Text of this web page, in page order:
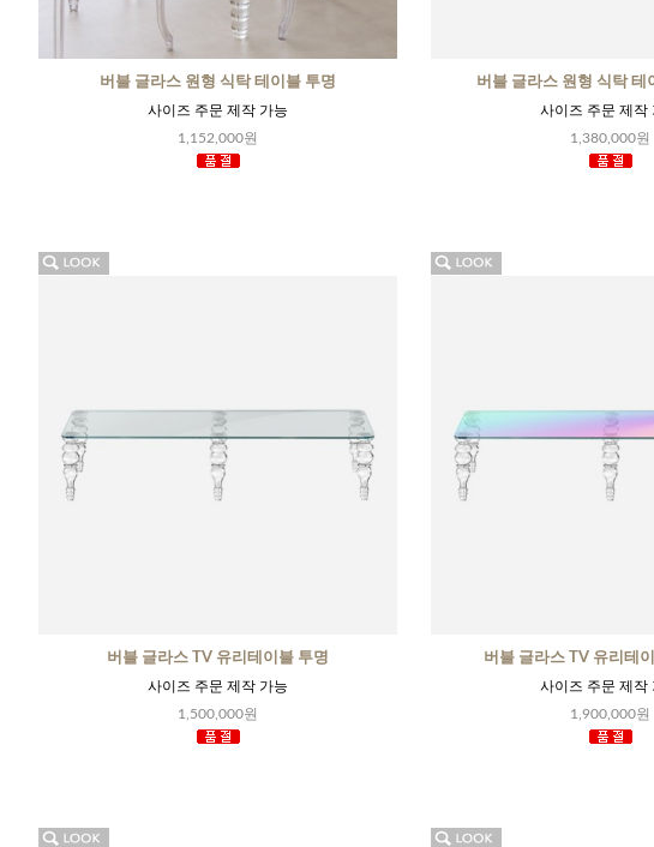
버블 글라스 원형 식탁 테이블 투명
사이즈 주문 제작 가능
1,152,000원
버블 글라스 원형 식탁 테
사이즈 주문 제작
1,380,000원
버블 글라스 TV 유리테이블 투명
사이즈 주문 제작 가능
1,500,000원
버블 글라스 TV 유리테
사이즈 주문 제작
1,900,000원